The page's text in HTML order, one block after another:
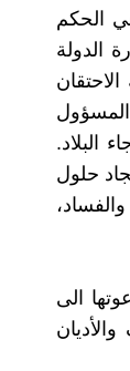
الحكم
الدولة
البلاد.
حلول
الى